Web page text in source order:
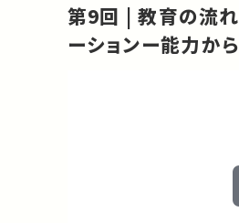
第9回 | 教育の流れ
ーションー能力か